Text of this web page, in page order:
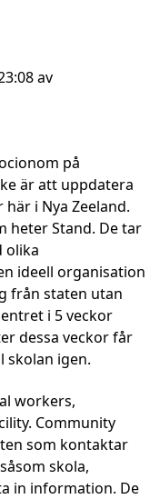
av
på
är att uppdatera
i Nya Zeeland.
heter Stand. De tar
olika
ideell organisation
från staten utan
i 5 veckor
dessa veckor får
skolan igen.
workers,
Community
som kontaktar
skola,
in information. De